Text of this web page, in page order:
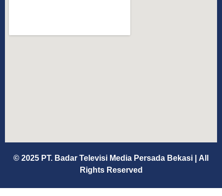
© 2025 PT. Badar Televisi Media Persada Bekasi
All
Rights Reserved